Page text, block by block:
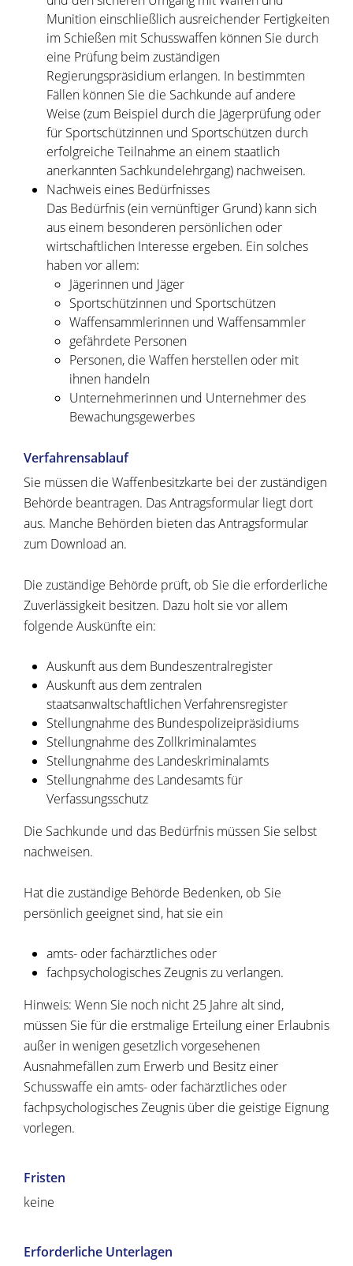
Munition einschließlich ausreichender Fertigkeiten
im Schießen mit Schusswaffen können Sie durch
eine Prüfung beim zuständigen
Regierungspräsidium erlangen. In bestimmten
Fällen können Sie die Sachkunde auf andere
Weise (zum Beispiel durch die Jägerprüfung oder
für Sportschützinnen und Sportschützen durch
erfolgreiche Teilnahme an einem staatlich
anerkannten Sachkundelehrgang) nachweisen.
Nachweis eines Bedürfnisses
Das Bedürfnis (ein vernünftiger Grund) kann sich
aus einem besonderen persönlichen oder
wirtschaftlichen Interesse ergeben. Ein solches
haben vor allem:
Jägerinnen und Jäger
Sportschützinnen und Sportschützen
Waffensammlerinnen und Waffensammler
gefährdete Personen
Personen, die Waffen herstellen oder mit
ihnen handeln
Unternehmerinnen und Unternehmer des
Bewachungsgewerbes
Verfahrensablauf
Sie müssen die Waffenbesitzkarte bei der zuständigen
Behörde beantragen. Das Antragsformular liegt dort
aus. Manche Behörden bieten das Antragsformular
zum Download an.
Die zuständige Behörde prüft, ob Sie die erforderliche
Zuverlässigkeit besitzen. Dazu holt sie vor allem
folgende Auskünfte ein:
Auskunft aus dem Bundeszentralregister
Auskunft aus dem zentralen
staatsanwaltschaftlichen Verfahrensregister
Stellungnahme des Bundespolizeipräsidiums
Stellungnahme des Zollkriminalamtes
Stellungnahme des Landeskriminalamts
Stellungnahme des Landesamts für
Verfassungsschutz
Die Sachkunde und das Bedürfnis müssen Sie selbst
nachweisen.
Hat die zuständige Behörde Bedenken, ob Sie
persönlich geeignet sind, hat sie ein
amts- oder fachärztliches oder
fachpsychologisches Zeugnis zu verlangen.
Hinweis: Wenn Sie noch nicht 25 Jahre alt sind,
müssen Sie für die erstmalige Erteilung einer Erlaubnis
außer in wenigen gesetzlich vorgesehenen
Ausnahmefällen zum Erwerb und Besitz einer
Schusswaffe ein amts- oder fachärztliches oder
fachpsychologisches Zeugnis über die geistige Eignung
vorlegen.
Fristen
keine
Erforderliche Unterlagen